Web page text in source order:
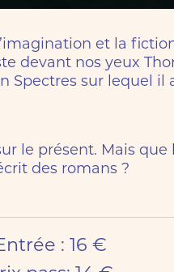
et la
devant nos yeux
Spectres sur lequel il
le présent. Mais
des romans ?
: 16 €